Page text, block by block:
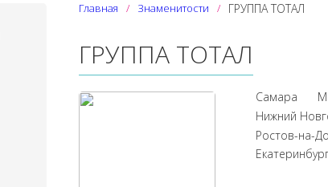
Главная Знаменитости ГРУППА ТОТАЛ
ГРУППА ТОТАЛ
Самара
Нижний
Ростов-на-